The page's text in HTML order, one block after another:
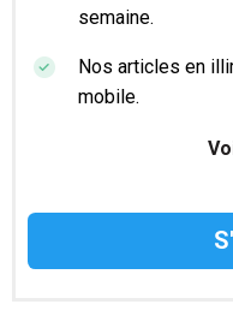
semaine.
Nos articles en
mobile.
Le magazine